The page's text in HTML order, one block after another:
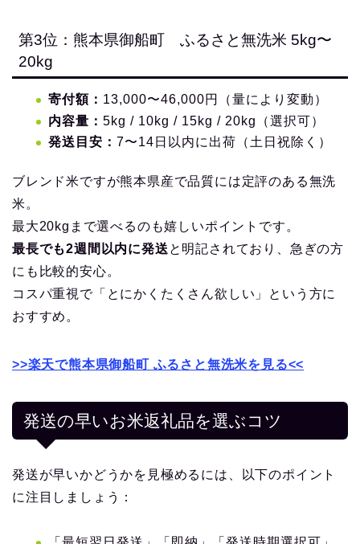
第3位：熊本県御船町 ふるさと無洗米 5kg〜
20kg
寄付額： 13,000〜46,000円（量により変動）
内容量： 5kg / 10kg / 15kg / 20kg（選択可）
発送目安： 7〜14日以内に出荷（土日祝除く）
ブレンド米ですが熊本県産で品質には定評のある無洗
米。
最大20kgまで選べるのも嬉しいポイントです。
最長でも2週間以内に発送と明記されており、急ぎの方
にも比較的安心。
コスパ重視で「とにかくたくさん欲しい」という方に
おすすめ。
>>楽天で熊本県御船町 ふるさと無洗米を見る<<
発送の早いお米返礼品を選ぶコツ
発送が早いかどうかを見極めるには、以下のポイント
に注目しましょう：